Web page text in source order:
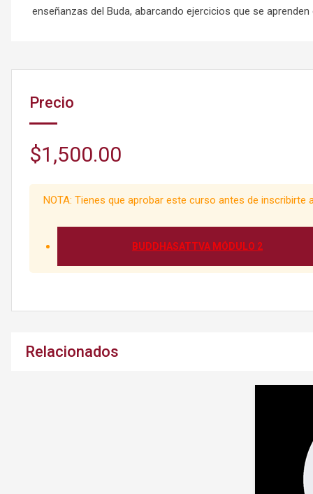
enseñanzas del Buda, abarcando ejercicios que se
Precio
$1,500.00
NOTA: Tienes que aprobar este curso antes de inscribirte
BUDDHASATTVA MÓDULO 2
Relacionados